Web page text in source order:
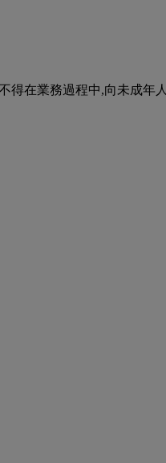
,不得在業務過程中,向未成